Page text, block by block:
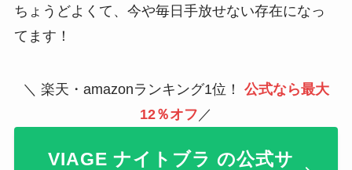
ちょうどよくて、今や毎日手放せない存在になっ
てます！
＼ 楽天・amazonランキング1位！ 公式なら最大
12％オフ ／
VIAGE ナイトブラ の公式サ